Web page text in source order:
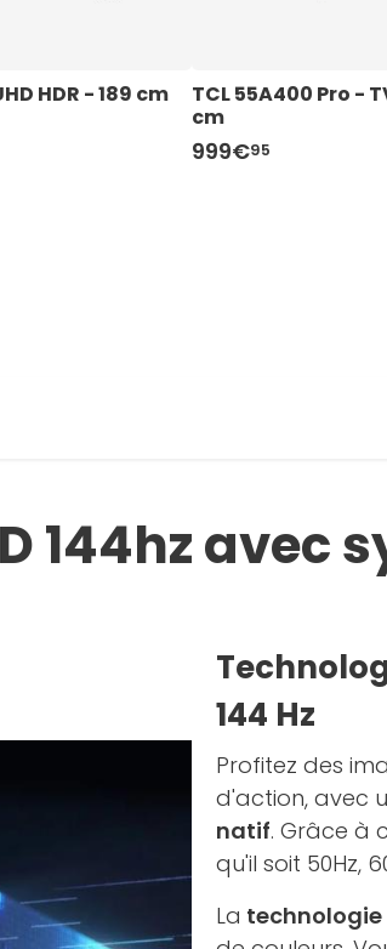
HDR - 189 cm
TCL 55A400 Pro -
cm
999€95
144hz avec
144 Hz
Profitez des
d'action, avec
natif. Grâce à
qu'il soit 50Hz,
La technologie